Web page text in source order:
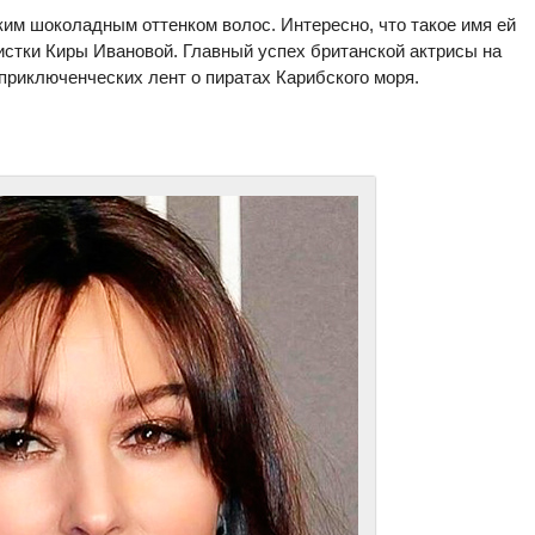
шоколадным оттенком волос. Интересно, что такое имя ей
Киры Ивановой. Главный успех британской актрисы на
лент о пиратах Карибского моря.